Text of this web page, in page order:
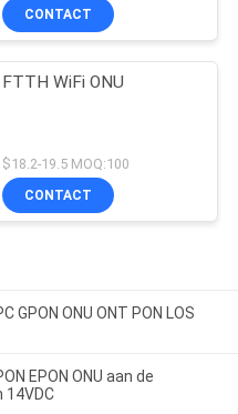
CONTACT
FTTH WiFi ONU
$18.2-19.5 MOQ:100
CONTACT
GPON ONU ONT PON LOS
EPON ONU aan de
14VDC